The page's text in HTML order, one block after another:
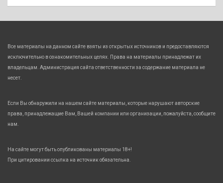
Все материалы на данном сайте взяты из открытых источников и предоставляются
исключительно в ознакомительных целях. Права на материалы принадлежат их
владельцам. Администрация сайта ответственности за содержание материала не
несет.
Если Вы обнаружили на нашем сайте материалы, которые нарушают авторские
права, принадлежащие Вам, Вашей компании или организации, пожалуйста, сообщите
нам.
На сайте могут быть опубликованы материалы 18+!
При цитировании ссылка на источник обязательна.